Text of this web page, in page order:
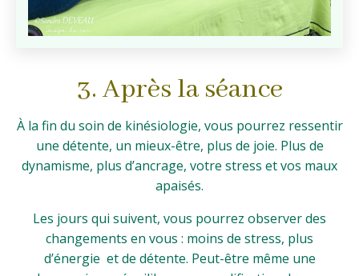
3. Après la séance
À la fin du soin de kinésiologie, vous pourrez ressentir
une détente, un mieux-être, plus de joie. Plus de
dynamisme, plus d’ancrage, votre stress et vos maux
apaisés.
Les jours qui suivent, vous pourrez observer des
changements en vous : moins de stress, plus
d’énergie et de détente. Peut-être même une